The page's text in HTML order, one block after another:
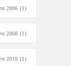
2006 (1)
2008 (1)
2010 (1)